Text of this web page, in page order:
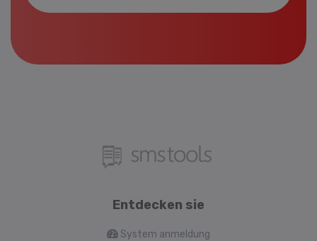
Entdecken sie
System anmeldung